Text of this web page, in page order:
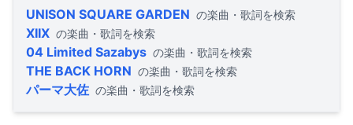
UNISON SQUARE GARDEN の楽曲・歌詞を検索
XIIX の楽曲・歌詞を検索
04 Limited Sazabys の楽曲・歌詞を検索
THE BACK HORN の楽曲・歌詞を検索
パーマ大佐 の楽曲・歌詞を検索